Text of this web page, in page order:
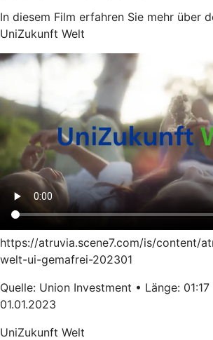
In diesem Film erfahren Sie mehr über
UniZukunft Welt
https://atruvia.scene7.com/is/content/
welt-ui-gemafrei-202301
Quelle: Union Investment • Länge:
01.01.2023
UniZukunft Welt